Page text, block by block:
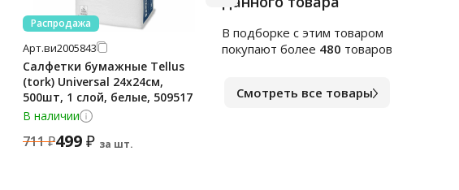
Распродажа
Арт.ви2005843
Салфетки бумажные Tellus
(tork) Universal 24х24см,
500шт, 1 слой, белые, 509517
В наличии
711₽499₽ за шт.
Арт.1559343
В подборке c этим товаром
покупают более 480 товаров
Смотреть все товары